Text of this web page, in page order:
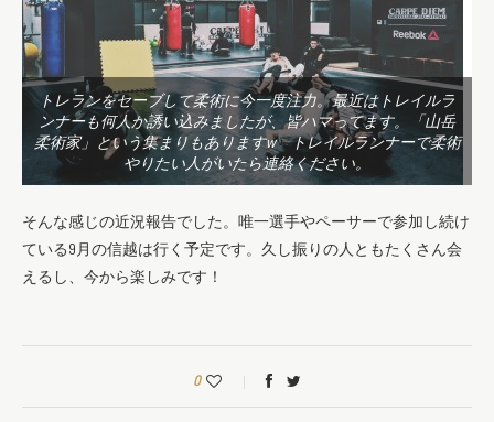
トレランをセーブして柔術に今一度注力。最近はトレイルラ
ンナーも何人か誘い込みましたが、皆ハマってます。「山岳
柔術家」という集まりもありますw トレイルランナーで柔術
やりたい人がいたら連絡ください。
そんな感じの近況報告でした。唯一選手やペーサーで参加し続け
ている9月の信越は行く予定です。久し振りの人ともたくさん会
えるし、今から楽しみです！
0